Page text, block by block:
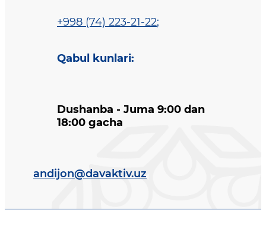
+998 (74) 223-21-22;
Qabul kunlari:
Dushanba - Juma 9:00 dan
18:00 gacha
andijon@davaktiv.uz